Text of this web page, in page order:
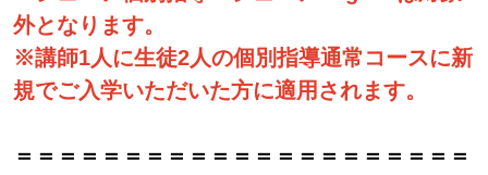
外となります。
※講師1人に生徒2人の個別指導通常コースに新
規でご入学いただいた方に適用されます。
＝＝＝＝＝＝＝＝＝＝＝＝＝＝＝＝＝＝＝＝＝